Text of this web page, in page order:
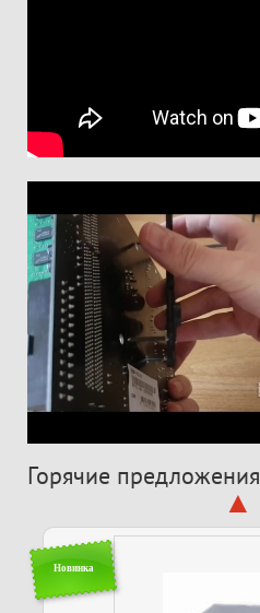
Горячие предложения
Новинка